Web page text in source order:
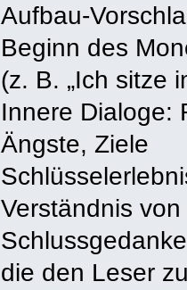
Aufbau-
Beginn des
(z. B. „Ich sitze
Innere Dialoge:
Ängste, Ziele
Verständnis
die den Leser